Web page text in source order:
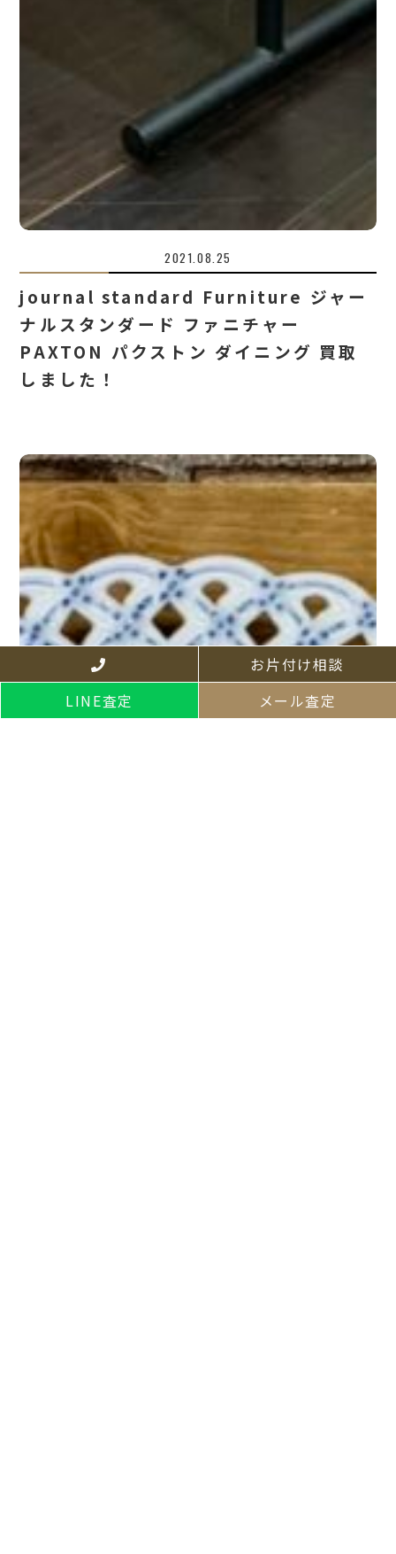
2021.08.25
journal standard Furniture ジャー
ナルスタンダード ファニチャー
PAXTON パクストン ダイニング 買取
しました！
お片付け相談
LINE査定
メール査定